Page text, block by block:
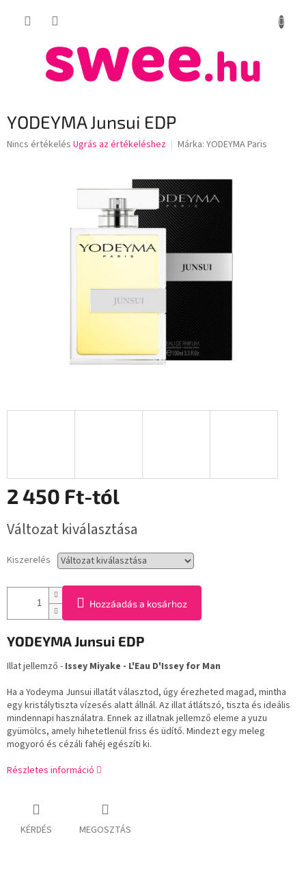
KOSÁR
YODEYMA Junsui EDP
A
Nincs értékelés Ugrás az értékeléshez Márka: YODEYMA Paris
2 450 Ft-tól
Változat kiválasztása
Kiszerelés
Hozzáadás a kosárhoz
YODEYMA Junsui EDP
Illat jellemző - Issey Miyake - L'Eau D'Issey for Man
Ha a Yodeyma Junsui illatát választod, úgy érezheted magad, mintha
egy kristálytiszta vízesés alatt állnál. Az illat átlátszó, tiszta és ideális
mindennapi használatra. Ennek az illatnak jellemző eleme a yuzu
gyümölcs, amely hihetetlenül friss és üdítő. Mindezt egy meleg
mogyoró és cézáli fahéj egészíti ki.
Részletes információ
KÉRDÉS MEGOSZTÁS